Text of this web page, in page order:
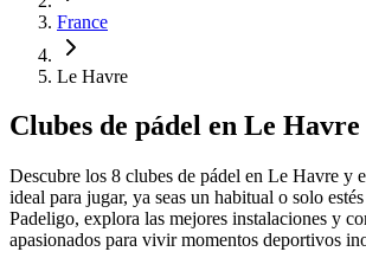
France
Le Havre
Clubes de pádel en Le Havre
Descubre los 8 clubes de pádel en Le Havre y
ideal para jugar, ya seas un habitual o solo
Padeligo, explora las mejores instalaciones y
apasionados para vivir momentos deportivos